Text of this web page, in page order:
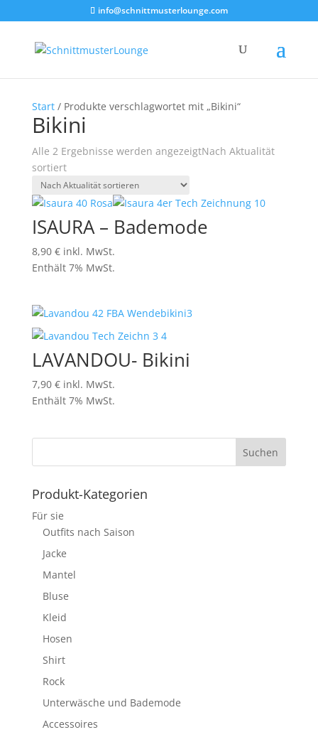
info@schnittmusterlounge.com
Start/ Produkte verschlagwortet mit „Bikini“
Bikini
Alle 2 Ergebnisse werden angezeigtNach Aktualität
sortiert
ISAURA – Bademode
8,90 € inkl. MwSt.
Enthält 7% MwSt.
LAVANDOU- Bikini
7,90 € inkl. MwSt.
Enthält 7% MwSt.
Produkt-Kategorien
Für sie
Outfits nach Saison
Jacke
Mantel
Bluse
Kleid
Hosen
Shirt
Rock
Unterwäsche und Bademode
Accessoires